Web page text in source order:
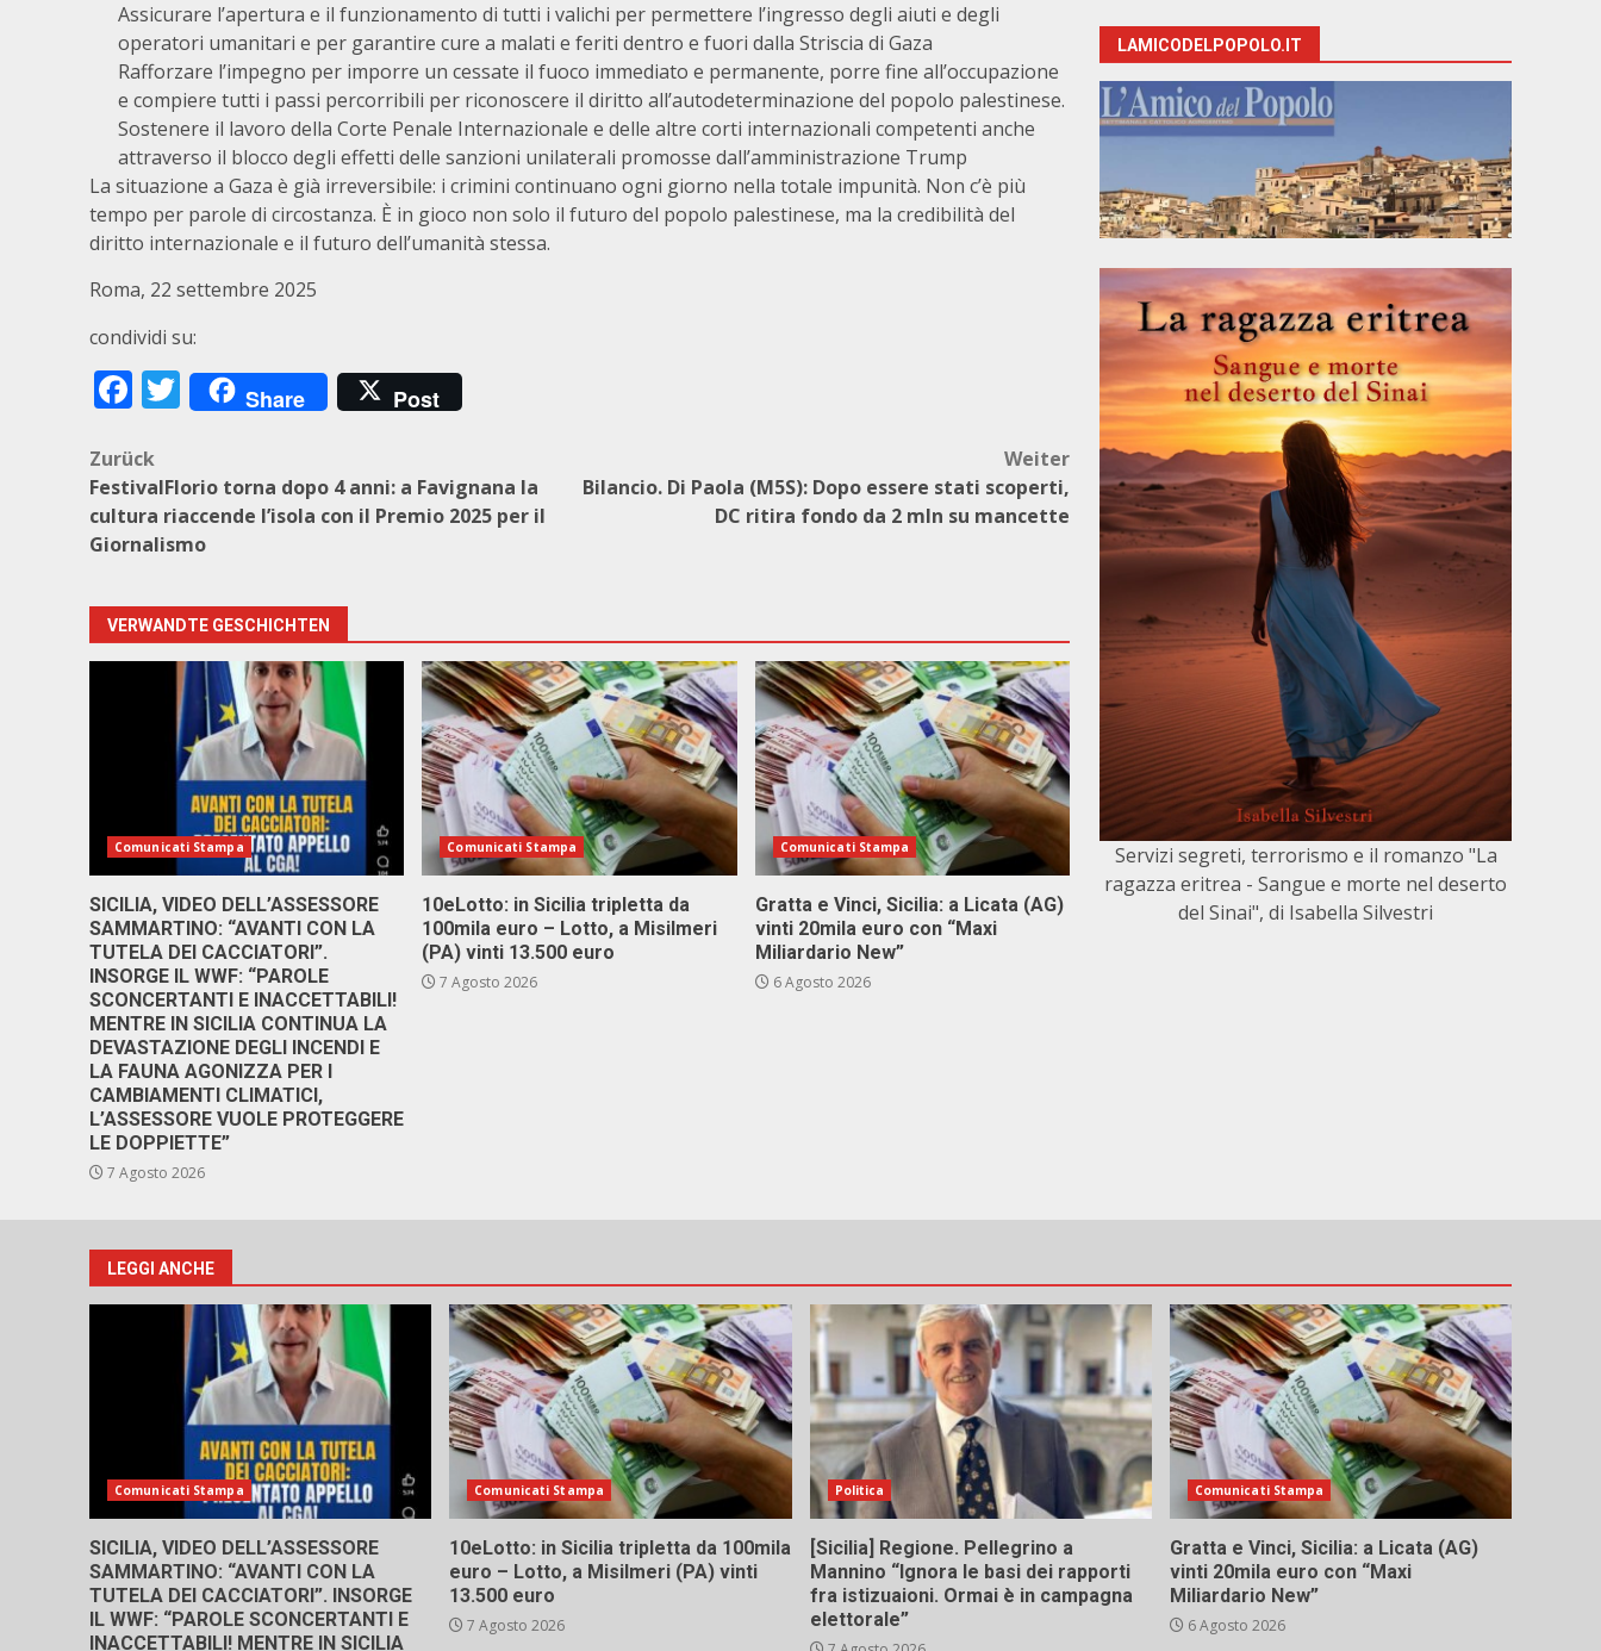
Assicurare l’apertura e il funzionamento di tutti i valichi per permettere l’ingresso degli aiuti e degli
operatori umanitari e per garantire cure a malati e feriti dentro e fuori dalla Striscia di Gaza
Rafforzare l’impegno per imporre un cessate il fuoco immediato e permanente, porre fine all’occupazione
e compiere tutti i passi percorribili per riconoscere il diritto all’autodeterminazione del popolo palestinese.
Sostenere il lavoro della Corte Penale Internazionale e delle altre corti internazionali competenti anche
attraverso il blocco degli effetti delle sanzioni unilaterali promosse dall’amministrazione Trump
La situazione a Gaza è già irreversibile: i crimini continuano ogni giorno nella totale impunità. Non c’è più
tempo per parole di circostanza. È in gioco non solo il futuro del popolo palestinese, ma la credibilità del
diritto internazionale e il futuro dell’umanità stessa.
Roma, 22 settembre 2025
condividi su:
Facebook
Twitter
Share Post
Beitragsnavigation
Zurück
FestivalFlorio torna dopo 4 anni: a Favignana la
cultura riaccende l’isola con il Premio 2025 per il
Giornalismo
Weiter
Bilancio. Di Paola (M5S): Dopo essere stati scoperti,
DC ritira fondo da 2 mln su mancette
VERWANDTE GESCHICHTEN
Comunicati Stampa
SICILIA, VIDEO DELL’ASSESSORE
SAMMARTINO: “AVANTI CON LA
TUTELA DEI CACCIATORI”.
INSORGE IL WWF: “PAROLE
SCONCERTANTI E INACCETTABILI!
MENTRE IN SICILIA CONTINUA LA
DEVASTAZIONE DEGLI INCENDI E
LA FAUNA AGONIZZA PER I
CAMBIAMENTI CLIMATICI,
L’ASSESSORE VUOLE PROTEGGERE
LE DOPPIETTE”
7 Agosto 2026
Comunicati Stampa
10eLotto: in Sicilia tripletta da
100mila euro – Lotto, a Misilmeri
(PA) vinti 13.500 euro
7 Agosto 2026
Comunicati Stampa
Gratta e Vinci, Sicilia: a Licata (AG)
vinti 20mila euro con “Maxi
Miliardario New”
6 Agosto 2026
LAMICODELPOPOLO.IT
Servizi segreti, terrorismo e il romanzo "La
ragazza eritrea - Sangue e morte nel deserto
del Sinai", di Isabella Silvestri
LEGGI ANCHE
Comunicati Stampa
SICILIA, VIDEO DELL’ASSESSORE
SAMMARTINO: “AVANTI CON LA
TUTELA DEI CACCIATORI”. INSORGE
IL WWF: “PAROLE SCONCERTANTI E
INACCETTABILI! MENTRE IN SICILIA
Comunicati Stampa
10eLotto: in Sicilia tripletta da 100mila
euro – Lotto, a Misilmeri (PA) vinti
13.500 euro
7 Agosto 2026
Politica
[Sicilia] Regione. Pellegrino a
Mannino “Ignora le basi dei rapporti
fra istizuaioni. Ormai è in campagna
elettorale”
Comunicati Stampa
Gratta e Vinci, Sicilia: a Licata (AG)
vinti 20mila euro con “Maxi
Miliardario New”
6 Agosto 2026